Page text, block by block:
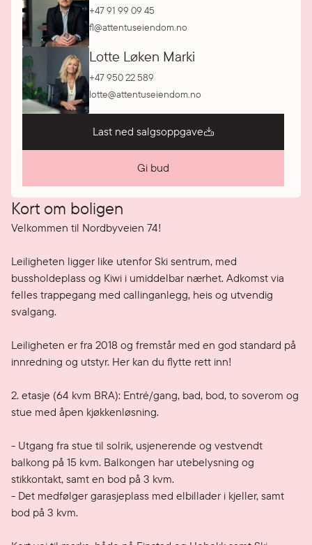
+47 91 99 09 45
fl@attentuseiendom.no
Lotte Løken Marki
+47 950 22 589
lotte@attentuseiendom.no
Last ned salgsoppgave
Gi bud
Kort om boligen
Velkommen til Nordbyveien 74!
Leiligheten ligger like utenfor Ski sentrum, med
bussholdeplass og Kiwi i umiddelbar nærhet. Adkomst via
felles trappegang med callinganlegg, heis og utvendig
svalgang.
Leiligheten er fra 2018 og fremstår med en god standard på
innredning og utstyr. Her kan du flytte rett inn!
2. etasje (64 kvm BRA): Entré/gang, bad, bod, to soverom og
stue med åpen kjøkkenløsning.
- Utgang fra stue til solrik, usjenerende og vestvendt
balkong på 15 kvm. Balkongen har utebelysning og
stikkontakt, samt en bod på 3 kvm.
- Det medfølger garasjeplass med elbillader i kjeller, samt
bod på 3 kvm.